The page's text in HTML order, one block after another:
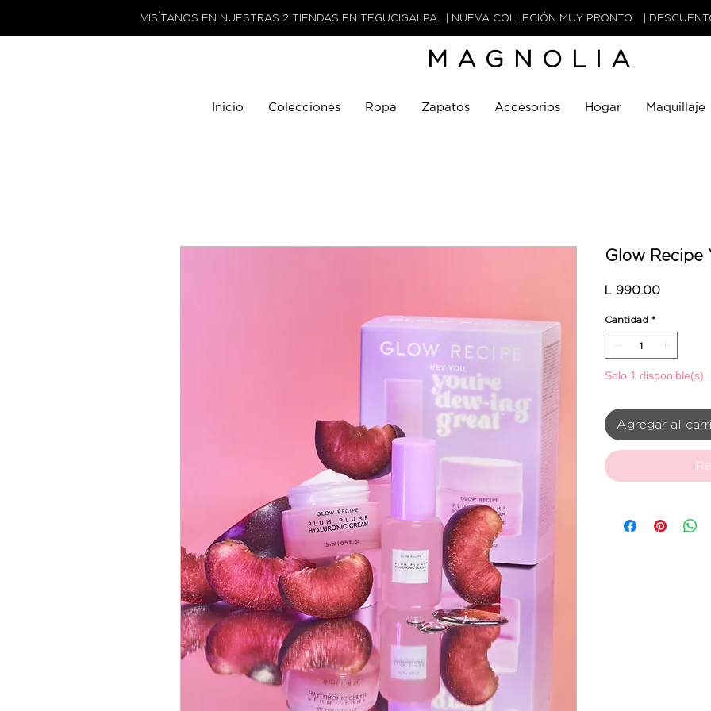
VISÍTANOS EN NUESTRAS 2 TIENDAS EN TEGUCIGALPA. | NUEVA COLLECIÓN MUY PRONTO. |
MAGNOLIA
Inicio Colecciones Ropa Zapatos Accesorios Hogar Maquillaje
Glow Recipe
L 990.00Precio
Cantidad *
Solo 1 disponible(s)
Agregar al